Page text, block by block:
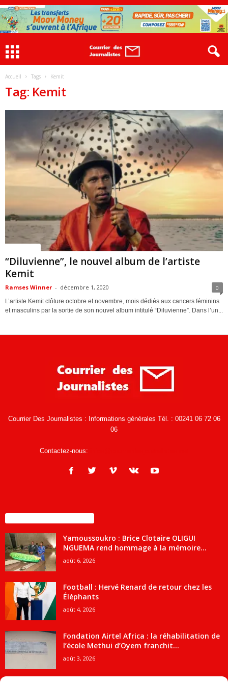
Accueil Tags Kemit
Tag: Kemit
“Diluvienne”, le nouvel album de l’artiste
Kemit
Ramses Winner - décembre 1, 2020 0
L’artiste Kemit clôture octobre et novembre, mois dédiés aux cancers féminins
et masculins par la sortie de son nouvel album intitulé “Diluvienne”. Dans l’un...
Courrier Des Journalistes : Informations générales Tél. : 00241 06 72 06
06
Contactez-nous:
Yamoussoukro : Brice Clotaire OLIGUI
NGUEMA rend hommage à la mémoire...
août 6, 2026
Football : Hervé Renard de retour chez les
Éléphants
août 4, 2026
Fondation Airtel Africa : la réhabilitation de
l’école Methui d’Oyem franchit...
août 3, 2026